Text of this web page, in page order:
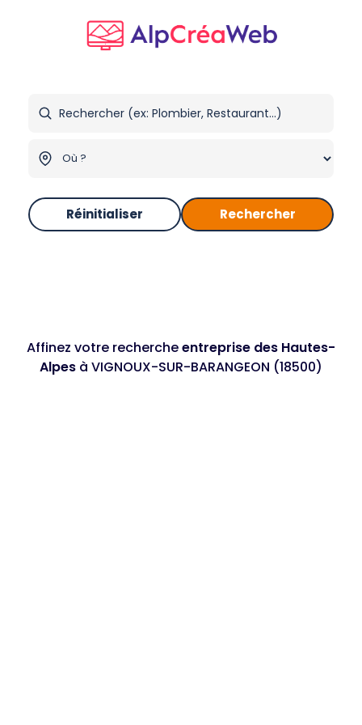
Réinitialiser Rechercher
Affinez votre rechercheentreprise des Hautes-
Alpes à VIGNOUX-SUR-BARANGEON (18500)